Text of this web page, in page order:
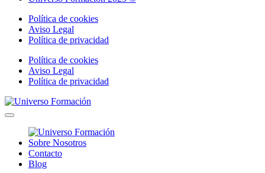
Política de cookies
Aviso Legal
Política de privacidad
Política de cookies
Aviso Legal
Política de privacidad
Sobre Nosotros
Contacto
Blog